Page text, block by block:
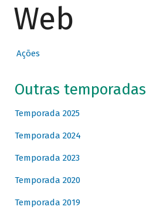
Web
Ações
Outras temporadas
Temporada 2025
Temporada 2024
Temporada 2023
Temporada 2020
Temporada 2019